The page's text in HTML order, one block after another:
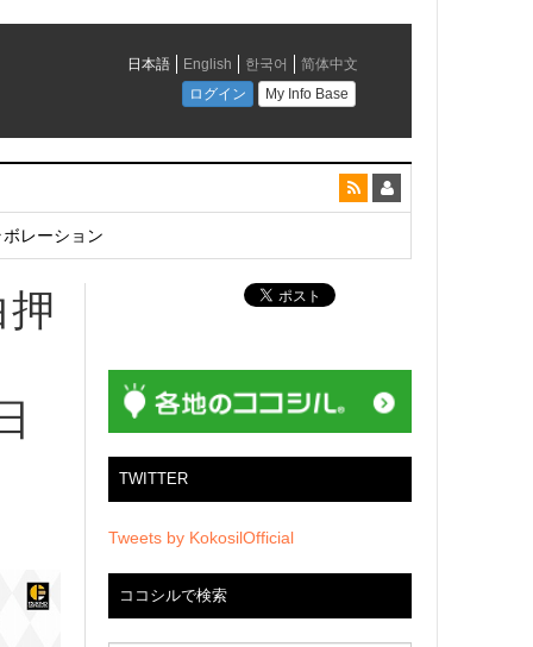
レーション
TWITTER
Tweets by KokosilOfficial
ココシルで検索